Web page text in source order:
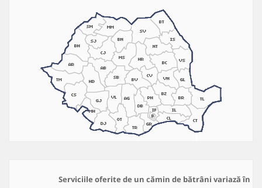
Serviciile oferite de un cămin de bătrâni variază în